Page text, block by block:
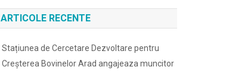
ARTICOLE RECENTE
Stațiunea de Cercetare Dezvoltare pentru
Creșterea Bovinelor Arad angajeaza muncitor